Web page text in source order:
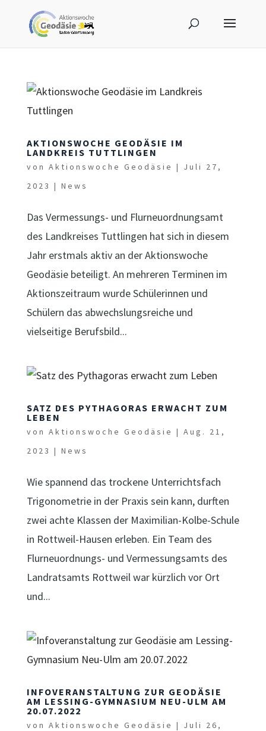
AKTIONSWOCHE GEODÄSIE IM
LANDKREIS TUTTLINGEN
von Aktionswoche Geodäsie | Juli 27,
2023 | News
Das Vermessungs- und Flurneuordnungsamt
des Landkreises Tuttlingen hat sich in diesem
Jahr erstmals aktiv an der Aktionswoche
Geodäsie beteiligt. An mehreren Terminen im
Aktionszeitraum wurde Schülerinnen und
Schülern das abwechslungsreiche und
vielseitige Berufsbild...
SATZ DES PYTHAGORAS ERWACHT ZUM
LEBEN
von Aktionswoche Geodäsie | Aug. 21,
2023 | News
Wie spannend das trockene Unterrichtsfach
Trigonometrie in der Praxis sein kann, durften
zwei achte Klassen der Maximilian-Kolbe-Schule
in Rottweil-Hausen erleben. Ein Team des
Flurneuordnungs- und Vermessungsamts des
Landratsamts Rottweil war kürzlich vor Ort
und...
INFOVERANSTALTUNG ZUR GEODÄSIE
AM LESSING-GYMNASIUM NEU-ULM AM
20.07.2022
von Aktionswoche Geodäsie | Juli 26,